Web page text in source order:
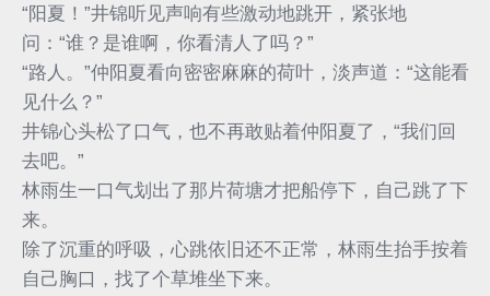
“阳夏！”井锦听见声响有些激动地跳开，紧张地
问：“谁？是谁啊，你看清人了吗？”
“路人。”仲阳夏看向密密麻麻的荷叶，淡声道：“这能看
见什么？”
井锦心头松了口气，也不再敢贴着仲阳夏了，“我们回
去吧。”
林雨生一口气划出了那片荷塘才把船停下，自己跳了下
来。
除了沉重的呼吸，心跳依旧还不正常，林雨生抬手按着
自己胸口，找了个草堆坐下来。